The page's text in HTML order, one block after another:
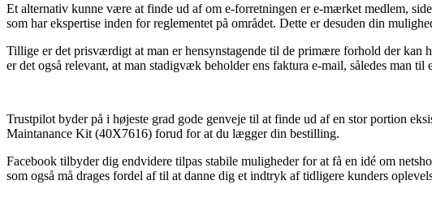
Et alternativ kunne være at finde ud af om e-forretningen er e-mærket medlem,
som har ekspertise inden for reglementet på området. Dette er desuden din
Tillige er det prisværdigt at man er hensynstagende til de primære forhold der
er det også relevant, at man stadigvæk beholder ens faktura e-mail, således man
Trustpilot byder på i højeste grad gode genveje til at finde ud af en stor portion
Maintanance Kit (40X7616) forud for at du lægger din bestilling.
Facebook tilbyder dig endvidere tilpas stabile muligheder for at få en idé om
som også må drages fordel af til at danne dig et indtryk af tidligere kunders